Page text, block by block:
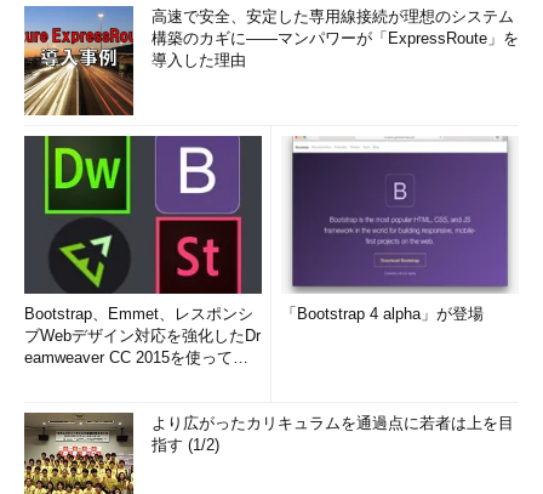
高速で安全、安定した専用線接続が理想のシステム
構築のカギに――マンパワーが「ExpressRoute」を
導入した理由
Bootstrap、Emmet、レスポンシ
ブWebデザイン対応を強化したDr
eamweaver CC 2015を使って
「Bootstrap 4 alpha」が登場
より広がったカリキュラムを通過点に若者は上を目
指す (1/2)